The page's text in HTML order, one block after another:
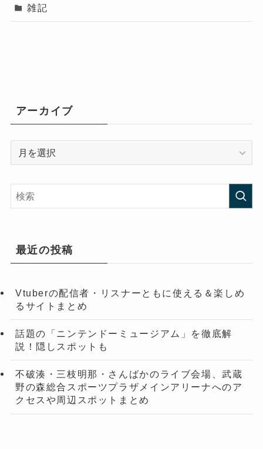
雑記
アーカイブ
イ
ブ
最近の投稿
Vtuberの配信者・リスナーともに使える＆楽しめ
るサイトまとめ
話題の「ニンテンドーミュージアム」を徹底解
説！隠しスポットも
不破湊・三枝明那・さんばかのライブ会場、武蔵
野の森総合スポーツプラザメインアリーナへのア
クセスや周辺スポットまとめ